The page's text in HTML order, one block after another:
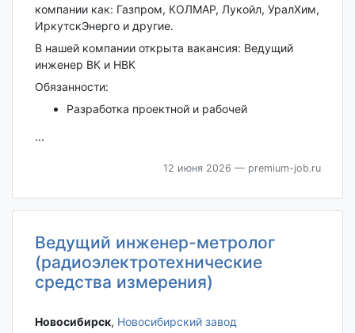
компании как: Газпром, КОЛМАР, Лукойл, УралХим,
ИркутскЭнерго и другие.
В нашей компании открыта вакансия: Ведущий
инженер ВК и НВК
Обязанности:
Разработка проектной и рабочей
...
12 июня 2026 — premium-job.ru
Ведущий инженер-метролог
(радиоэлектротехнические
средства измерения)
Новосибирск‎, Новосибирский завод